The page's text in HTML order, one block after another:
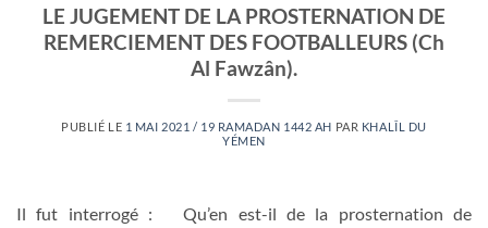
LE JUGEMENT DE LA PROSTERNATION DE
REMERCIEMENT DES FOOTBALLEURS (Ch
Al Fawzân).
PUBLIÉ LE 1 MAI 2021 / 19 RAMADAN 1442 AH PAR KHALÎL DU
YÉMEN
Il fut interrogé : Qu’en est-il de la prosternation de